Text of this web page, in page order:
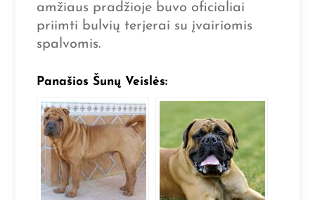
amžiaus pradžioje buvo oficialiai
priimti bulvių terjerai su įvairiomis
spalvomis.
Panašios Šunų Veislės: